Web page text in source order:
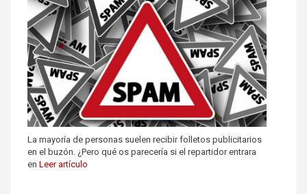
La mayoría de personas suelen recibir folletos publicitarios
en el buzón. ¿Pero qué os parecería si el repartidor entrara
en Leer artículo